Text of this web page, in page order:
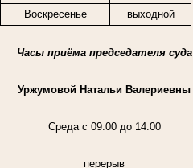
Воскресенье
выходной
Часы приёма председателя суда
Уржумовой Натальи Валериевны
Среда с 09:00 до 14:00
перерыв